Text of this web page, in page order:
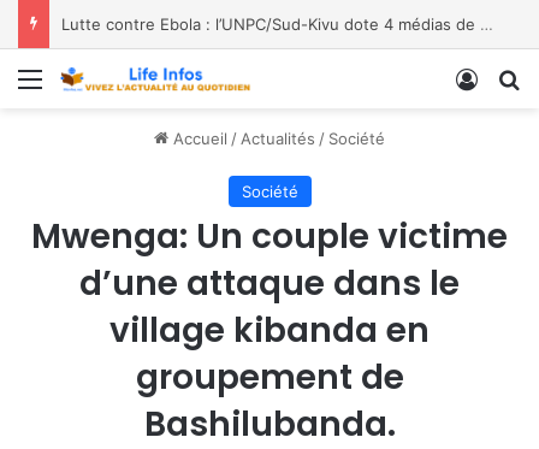
Lutte contre Ebola : l’UNPC/Sud-Kivu dote 4 médias de Bukavu de kits de lavage des mains, les bénéficiaires saluent le geste
Menu
Accueil / Actualités / Société
Société
Mwenga: Un couple victime
d’une attaque dans le
village kibanda en
groupement de
Bashilubanda.